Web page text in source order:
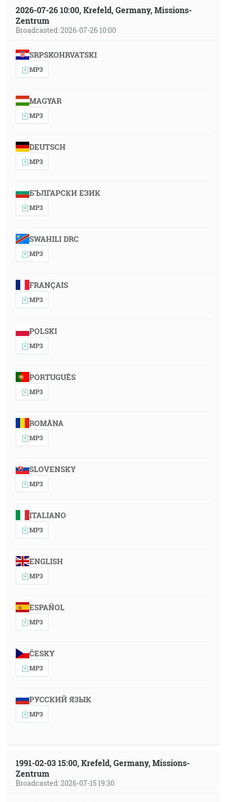
2026-07-26 10:00, Krefeld, Germany, Missions-
Zentrum
Broadcasted: 2026-07-26 10:00
SRPSKOHRVATSKI
MP3
MAGYAR
MP3
DEUTSCH
MP3
БЪЛГАРСКИ ЕЗИК
MP3
SWAHILI DRC
MP3
FRANÇAIS
MP3
POLSKI
MP3
PORTUGUÊS
MP3
ROMÂNA
MP3
SLOVENSKY
MP3
ITALIANO
MP3
ENGLISH
MP3
ESPAÑOL
MP3
ČESKY
MP3
РУССКИЙ ЯЗЫК
MP3
1991-02-03 15:00, Krefeld, Germany, Missions-
Zentrum
Broadcasted: 2026-07-15 19:30